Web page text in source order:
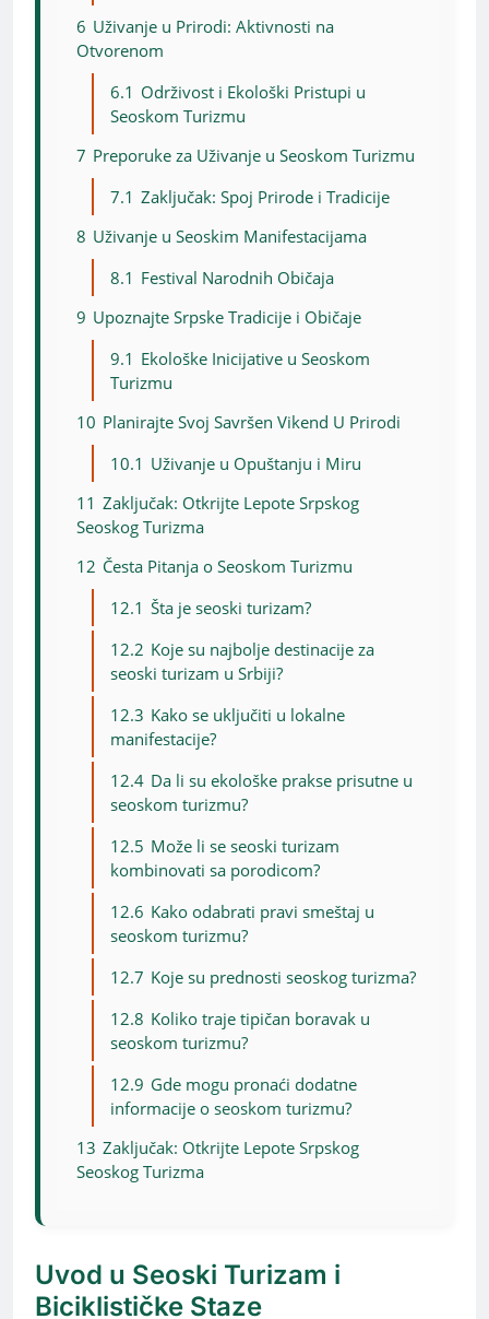
6 Uživanje u Prirodi: Aktivnosti na
Otvorenom
6.1 Održivost i Ekološki Pristupi u
Seoskom Turizmu
7 Preporuke za Uživanje u Seoskom Turizmu
7.1 Zaključak: Spoj Prirode i Tradicije
8 Uživanje u Seoskim Manifestacijama
8.1 Festival Narodnih Običaja
9 Upoznajte Srpske Tradicije i Običaje
9.1 Ekološke Inicijative u Seoskom
Turizmu
10 Planirajte Svoj Savršen Vikend U Prirodi
10.1 Uživanje u Opuštanju i Miru
11 Zaključak: Otkrijte Lepote Srpskog
Seoskog Turizma
12 Česta Pitanja o Seoskom Turizmu
12.1 Šta je seoski turizam?
12.2 Koje su najbolje destinacije za
seoski turizam u Srbiji?
12.3 Kako se uključiti u lokalne
manifestacije?
12.4 Da li su ekološke prakse prisutne u
seoskom turizmu?
12.5 Može li se seoski turizam
kombinovati sa porodicom?
12.6 Kako odabrati pravi smeštaj u
seoskom turizmu?
12.7 Koje su prednosti seoskog turizma?
12.8 Koliko traje tipičan boravak u
seoskom turizmu?
12.9 Gde mogu pronaći dodatne
informacije o seoskom turizmu?
13 Zaključak: Otkrijte Lepote Srpskog
Seoskog Turizma
Uvod u Seoski Turizam i
Biciklističke Staze